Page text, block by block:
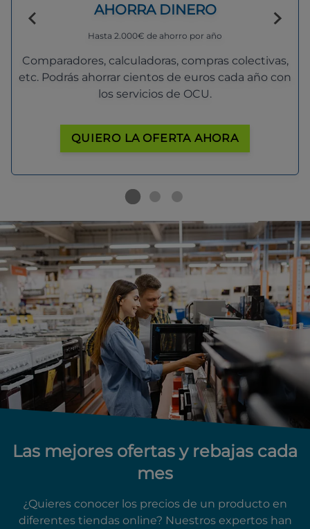
AHORRA DINERO
Hasta 2.000€ de ahorro por año
Comparadores, calculadoras, compras colectivas,
etc. Podrás ahorrar cientos de euros cada año con
los servicios de OCU.
QUIERO LA OFERTA AHORA
Las mejores ofertas y rebajas cada
mes
¿Quieres conocer los precios de un producto en
diferentes tiendas online? Nuestros expertos han